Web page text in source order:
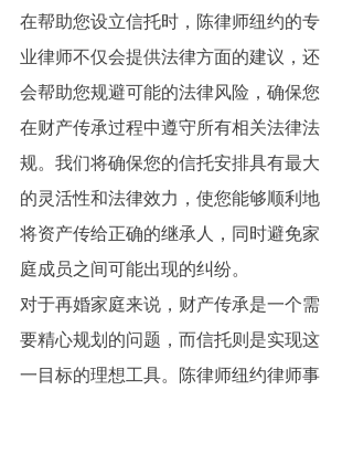
在帮助您设立信托时， 陈律师纽约的专
业律师不仅会提供法律方面的建议，还
会帮助您规避可能的法律风险，确保您
在财产传承过程中遵守所有相关法律法
规。我们将确保您的信托安排具有最大
的灵活性和法律效力，使您能够顺利地
将资产传给正确的继承人，同时避免家
庭成员之间可能出现的纠纷。
对于再婚家庭来说，财产传承是一个需
要精心规划的问题，而信托则是实现这
一目标的理想工具。 陈律师纽约律师事